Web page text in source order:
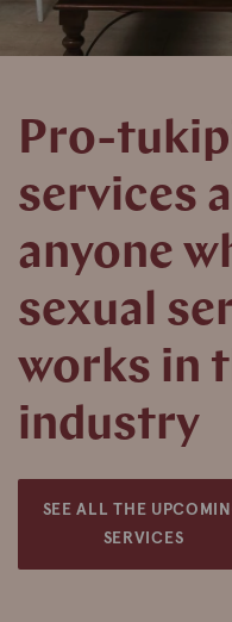
Pro-
services
anyone
sexual
works in
industry
SEE ALL THE
SERVICES